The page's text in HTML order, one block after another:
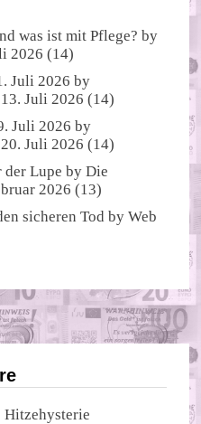
was ist mit Pflege? by
2026 (14)
Juli 2026 by
13. Juli 2026 (14)
Juli 2026 by
20. Juli 2026 (14)
der Lupe byDie
2026 (13)
sicheren Tod byWeb
Hitzehysterie